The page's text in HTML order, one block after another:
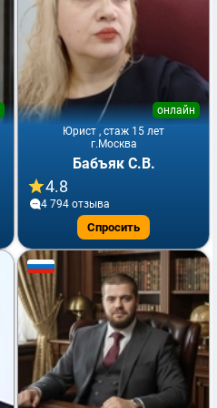
Юрист , стаж 15 лет
онлайн
г.Москва
Бабъяк С.В.
4.8
4 794 отзывa
Спросить